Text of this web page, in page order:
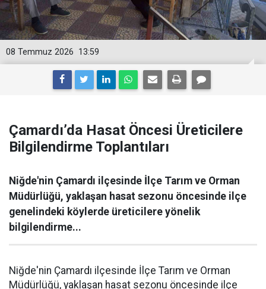
13:59
08 Temmuz 2026
Çamardı’da Hasat Öncesi Üreticilere
Bilgilendirme Toplantıları
Niğde'nin Çamardı ilçesinde İlçe Tarım ve Orman
Müdürlüğü, yaklaşan hasat sezonu öncesinde ilçe
genelindeki köylerde üreticilere yönelik
bilgilendirme...
Niğde'nin Çamardı ilçesinde İlçe Tarım ve Orman
Müdürlüğü, yaklaşan hasat sezonu öncesinde ilçe